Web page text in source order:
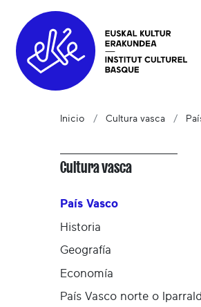
Inicio Cultura vasca
Cultura vasca
País Vasco
Historia
Geografía
Economía
País Vasco norte o